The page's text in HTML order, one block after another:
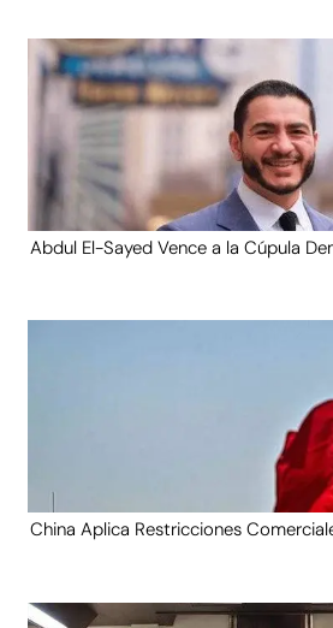
Abdul El-Sayed Vence a la Cúpula
China Aplica Restricciones